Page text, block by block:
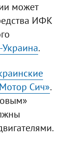
может
ИФК
.
Сич».